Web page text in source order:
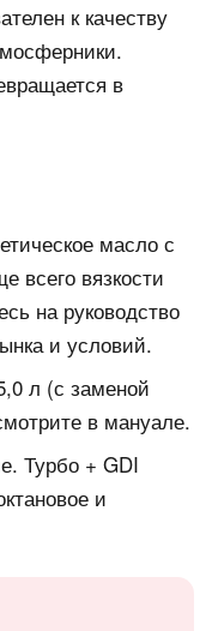
к качеству
в
масло с
всего вязкости
на руководство
и условий.
л (с заменой
в мануале.
Турбо + GDI
и